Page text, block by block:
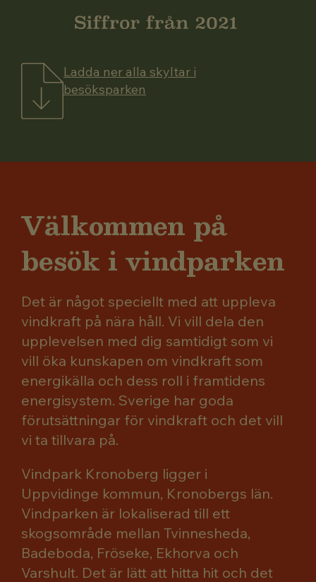
Ladda ner alla skyltar i
besöksparken
Välkommen på
besök i vindparken
Det är något speciellt med att uppleva
vindkraft på nära håll. Vi vill dela den
upplevelsen med dig samtidigt som vi
vill öka kunskapen om vindkraft som
energikälla och dess roll i framtidens
energisystem. Sverige har goda
förutsättningar för vindkraft och det vill
vi ta tillvara på.
Vindpark Kronoberg ligger i
Uppvidinge kommun, Kronobergs län.
Vindparken är lokaliserad till ett
skogsområde mellan Tvinnesheda,
Badeboda, Fröseke, Ekhorva och
Varshult. Det är lätt att hitta hit och det